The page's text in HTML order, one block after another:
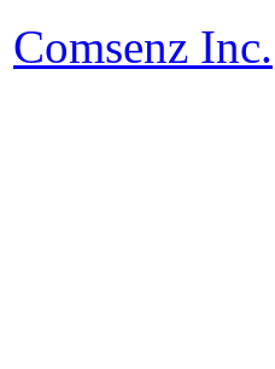
Comsenz Inc.